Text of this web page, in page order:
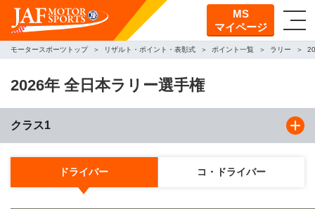
MS
マイページ
モータースポーツトップ リザルト・ポイント・表彰式 ポイント一覧 ラリー
2026年 全日本ラリー選手権
クラス1
ドライバー コ・ドライバー